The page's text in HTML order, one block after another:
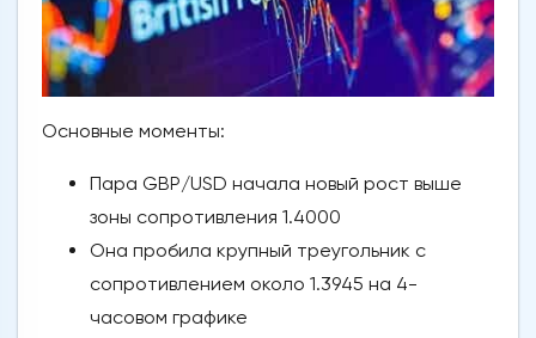
Основные моменты:
Пара GBP/USD начала новый рост выше
зоны сопротивления 1.4000
Она пробила крупный треугольник с
сопротивлением около 1.3945 на 4-
часовом графике